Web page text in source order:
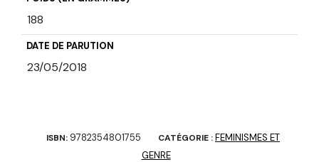
188
DATE DE PARUTION
23/05/2018
ISBN: 9782354801755 CATÉGORIE :FEMINISMES ET
GENRE